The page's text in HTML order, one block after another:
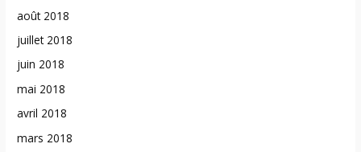
août 2018
juillet 2018
juin 2018
mai 2018
avril 2018
mars 2018